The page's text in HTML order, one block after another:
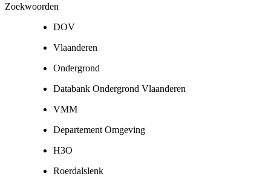
Zoekwoorden
DOV
Vlaanderen
Ondergrond
Databank Ondergrond Vlaanderen
VMM
Departement Omgeving
H3O
Roerdalslenk